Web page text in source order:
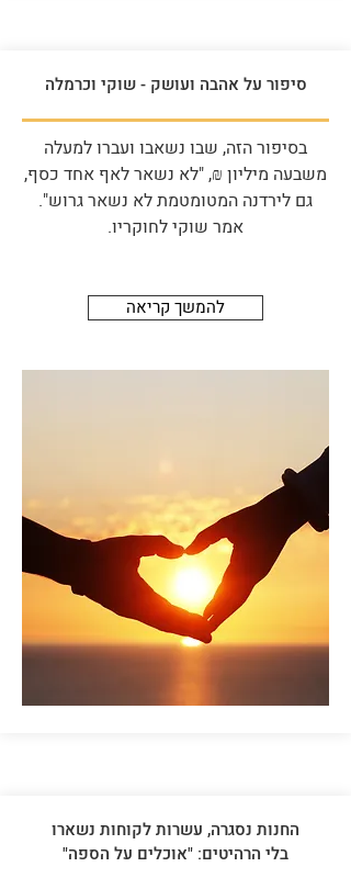
סיפור על אהבה ועושק - שוקי וכרמלה
בסיפור הזה, שבו נשאבו ועברו למעלה
משבעה מיליון ₪, "לא נשאר לאף אחד כסף,
גם לירדנה המטומטמת לא נשאר גרוש".
אמר שוקי לחוקריו.
להמשך קריאה
החנות נסגרה, עשרות לקוחות נשארו
בלי הרהיטים: "אוכלים על הספה"